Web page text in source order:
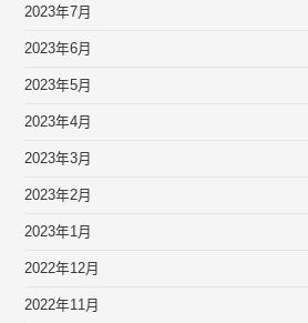
2023年7月
2023年6月
2023年5月
2023年4月
2023年3月
2023年2月
2023年1月
2022年12月
2022年11月